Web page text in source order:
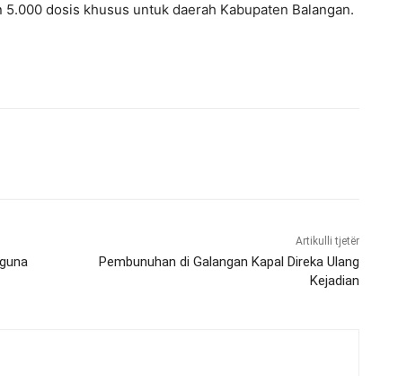
dosis khusus untuk daerah Kabupaten Balangan.
Artikulli tjetër
Pembunuhan di Galangan Kapal Direka Ulang
Kejadian